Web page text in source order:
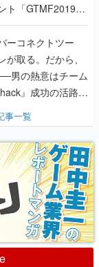
ト「GTMF2019」
めよう【PR】
ーコネクトツー
取る。だから、
男の熱意はチーム
』成功の活路を
た【若ゲのいた
事一覧